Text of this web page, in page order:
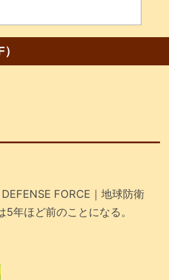
DEFENSE FORCE｜地球防衛
年ほど前のことになる。